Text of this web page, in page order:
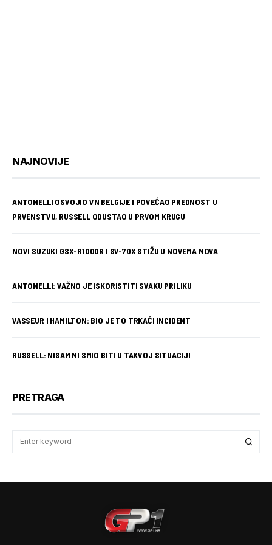
NAJNOVIJE
ANTONELLI OSVOJIO VN BELGIJE I POVEĆAO PREDNOST U
PRVENSTVU, RUSSELL ODUSTAO U PRVOM KRUGU
NOVI SUZUKI GSX-R1000R I SV-7GX STIŽU U NOVEMA NOVA
ANTONELLI: VAŽNO JE ISKORISTITI SVAKU PRILIKU
VASSEUR I HAMILTON: BIO JE TO TRKAĆI INCIDENT
RUSSELL: NISAM NI SMIO BITI U TAKVOJ SITUACIJI
PRETRAGA